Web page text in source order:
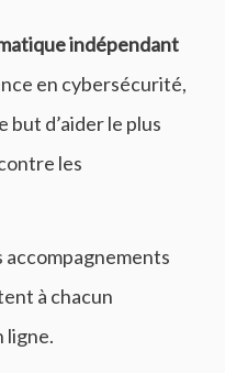
indépendant
en cybersécurité,
but d’aider le plus
les
accompagnements
à chacun
ligne.